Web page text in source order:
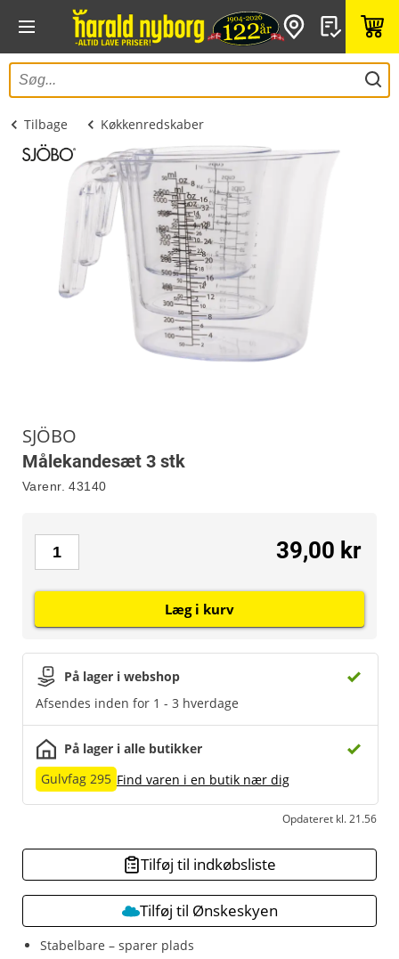
Tilbage Køkkenredskaber
SJÖBO
Målekandesæt 3 stk
Varenr. 43140
Stabelbare – sparer plads
På lager i webshop
Afsendes inden for 1 - 3 hverdage
På lager i alle butikker
Gulvfag 295 Find varen i en butik nær dig
Opdateret kl. 21.56
39,00 kr
Læg i kurv
Tilføj til indkøbsliste
Tilføj til Ønskeskyen